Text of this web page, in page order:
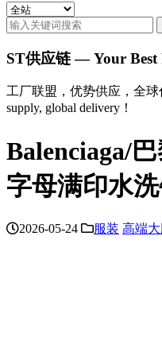
ST供应链 — Your Best
工厂联盟，优势供应，全球
supply, global delivery！
Balenciaga/
字母满印水
2026-05-24 服装 高端